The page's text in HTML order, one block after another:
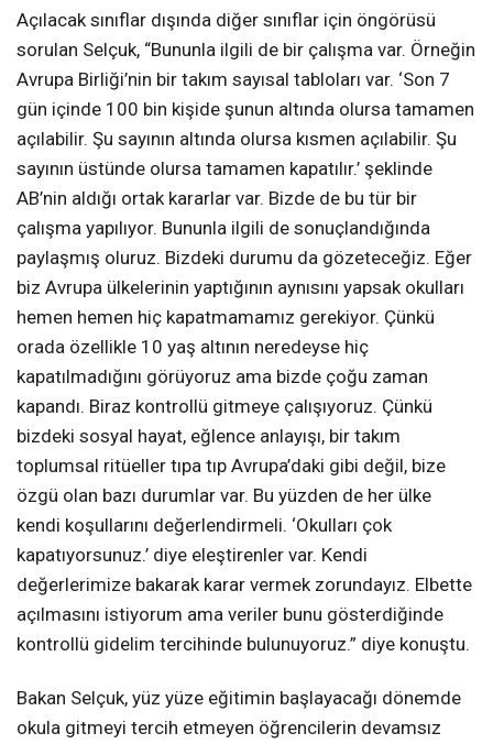
Açılacak sınıflar dışında diğer sınıflar için öngörüsü
sorulan Selçuk, “Bununla ilgili de bir çalışma var. Örneğin
Avrupa Birliği’nin bir takım sayısal tabloları var. ‘Son 7
gün içinde 100 bin kişide şunun altında olursa tamamen
açılabilir. Şu sayının altında olursa kısmen açılabilir. Şu
sayının üstünde olursa tamamen kapatılır.’ şeklinde
AB’nin aldığı ortak kararlar var. Bizde de bu tür bir
çalışma yapılıyor. Bununla ilgili de sonuçlandığında
paylaşmış oluruz. Bizdeki durumu da gözeteceğiz. Eğer
biz Avrupa ülkelerinin yaptığının aynısını yapsak okulları
hemen hemen hiç kapatmamamız gerekiyor. Çünkü
orada özellikle 10 yaş altının neredeyse hiç
kapatılmadığını görüyoruz ama bizde çoğu zaman
kapandı. Biraz kontrollü gitmeye çalışıyoruz. Çünkü
bizdeki sosyal hayat, eğlence anlayışı, bir takım
toplumsal ritüeller tıpa tıp Avrupa’daki gibi değil, bize
özgü olan bazı durumlar var. Bu yüzden de her ülke
kendi koşullarını değerlendirmeli. ‘Okulları çok
kapatıyorsunuz.’ diye eleştirenler var. Kendi
değerlerimize bakarak karar vermek zorundayız. Elbette
açılmasını istiyorum ama veriler bunu gösterdiğinde
kontrollü gidelim tercihinde bulunuyoruz.” diye konuştu.
Bakan Selçuk, yüz yüze eğitimin başlayacağı dönemde
okula gitmeyi tercih etmeyen öğrencilerin devamsız